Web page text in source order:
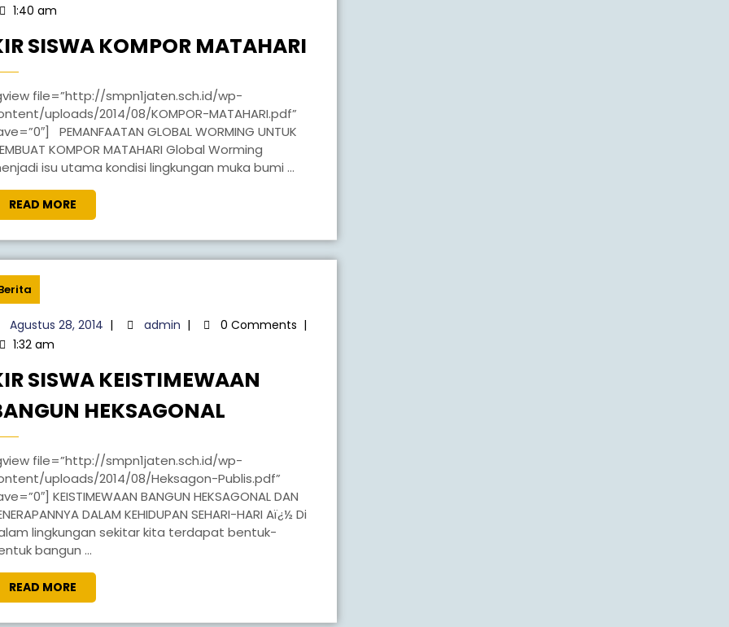
1:40 am
SISWA KOMPOR MATAHARI
wp-
uploads/2014/08/KOMPOR-MATAHARI.pdf”
PEMANFAATAN GLOBAL WORMING UNTUK
KOMPOR MATAHARI Global Worming
isu utama kondisi lingkungan muka bumi ...
READ MORE
Agustus 28, 2014 | admin | 0 Comments |
1:32 am
SISWA KEISTIMEWAAN
HEKSAGONAL
wp-
uploads/2014/08/Heksagon-Publis.pdf”
KEISTIMEWAAN BANGUN HEKSAGONAL DAN
DALAM KEHIDUPAN SEHARI-HARI Aï¿½ Di
lingkungan sekitar kita terdapat bentuk-
bangun ...
READ MORE